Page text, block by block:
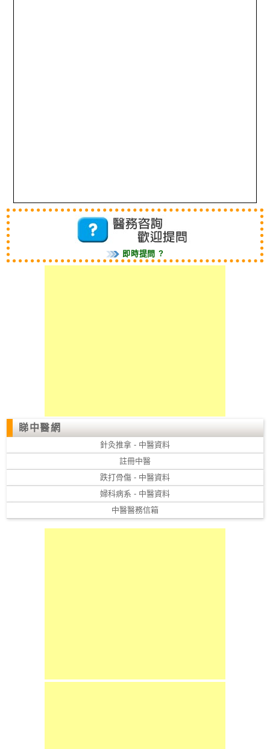
即時提問 ?
睇中醫網
針灸推拿 - 中醫資料
註冊中醫
跌打骨傷 - 中醫資料
婦科病系 - 中醫資料
中醫醫務信箱